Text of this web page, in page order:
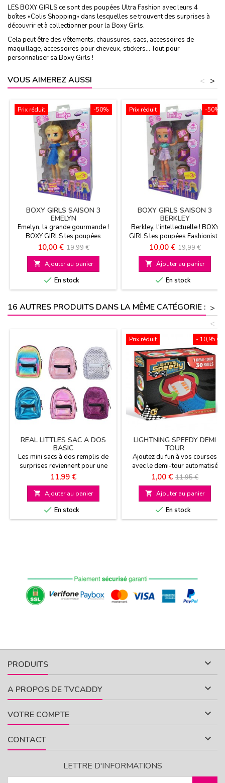
LES BOXY GIRLS ce sont des poupées Ultra Fashion avec leurs 4
boîtes «Colis Shopping» dans lesquelles se trouvent des surprises à
découvrir et à collectionner pour la Boxy Girls.
Cela peut être des vêtements, chaussures, sacs, accessoires de
maquillage, accessoires pour cheveux, stickers... Tout pour
personnaliser sa Boxy Girls !
VOUS AIMEREZ AUSSI >
<
-50%
Prix réduit
BOXY GIRLS SAISON 3
EMELYN
Emelyn, la grande gourmande !
BOXY GIRLS les poupées
Fashionista qui vont faire parler
d'elles A partir de 6 ans
Prix
10,00 € Prix
de
base
19,99 €
 Ajouter au panier
 En stock
-50%
Prix réduit
BOXY GIRLS SAISON 3
BERKLEY
Berkley, l'intellectuelle ! BOXY
GIRLS les poupées Fashionista
qui vont faire parler d'elles A
partir de 6 ans
Prix
10,00 € Prix
de
base
19,99 €
 Ajouter au panier
 En stock
16 AUTRES PRODUITS DANS LA MÊME CATÉGORIE : >
<
REAL LITTLES SAC A DOS
BASIC
Les mini sacs à dos remplis de
surprises reviennent pour une
saison 2 nouvelle version 6
modèles à collectionner A partir
de 3 ans
Prix
11,99 €
 Ajouter au panier
 En stock
- 10,95 €
Prix réduit
LIGHTNING SPEEDY DEMI
TOUR
Ajoutez du fun à vos courses
avec le demi-tour automatisé
pour circuit LIGHTNING SPEEDY
et ses 30 rails A partir de 3 ans
et +
Prix
1,00 € Prix
de
base
11,95 €
 Ajouter au panier
 En stock
PRODUITS 
A PROPOS DE TVCADDY 
VOTRE COMPTE 
CONTACT 
LETTRE D'INFORMATIONS